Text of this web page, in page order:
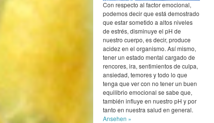
Con respecto al factor emocional,
podemos decir que está demostrado
que estar sometido a altos niveles
de estrés, disminuye el pH de
nuestro cuerpo, es decir, produce
acidez en el organismo. Así mismo,
tener un estado mental cargado de
rencores, ira, sentimientos de culpa,
ansiedad, temores y todo lo que
tenga que ver con no tener un buen
equilibrio emocional se sabe que,
también influye en nuestro pH y por
tanto en nuestra salud en general.
Ansehen »